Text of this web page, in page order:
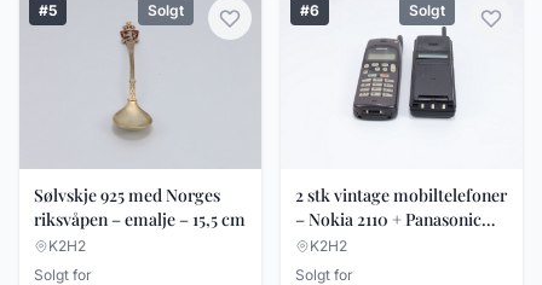
#5 Solgt
Sølvskje 925 med Norges
riksvåpen – emalje – 15,5 cm
K2H2
Solgt for
#6 Solgt
2 stk vintage mobiltelefoner
– Nokia 2110 + Panasonic
(90-tallet)
K2H2
Solgt for